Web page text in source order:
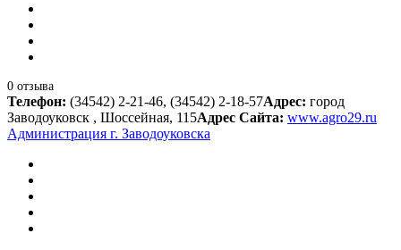
0 отзыва
Телефон: (34542) 2-21-46, (34542) 2-18-57Адрес: город
Заводоуковск , Шоссейная, 115Адрес Сайта: www.agro29.ru
Администрация г. Заводоуковска